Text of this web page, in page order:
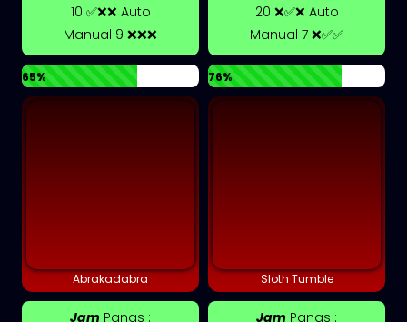
10 ✅❌❌ Auto
Manual 9 ❌❌❌
65%
20 ❌✅❌ Auto
Manual 7 ❌✅✅
76%
Abrakadabra
Jam Panas :
Sloth Tumble
Jam Panas :